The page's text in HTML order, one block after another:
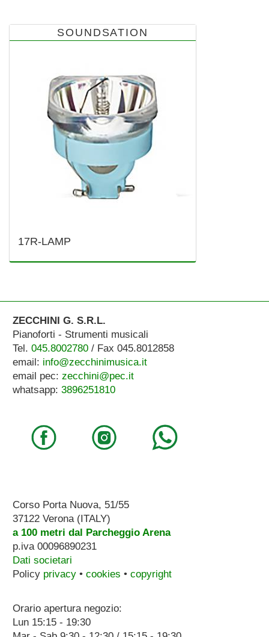
SOUNDSATION
17R-LAMP
ZECCHINI G. S.R.L.
Pianoforti - Strumenti musicali
Tel. 045.8002780/ Fax 045.8012858
email: info@zecchinimusica.it
email pec: zecchini@pec.it
whatsapp: 3896251810
Corso Porta Nuova, 51/55
37122 Verona (ITALY)
a 100 metri dal Parcheggio Arena
p.iva 00096890231
Dati societari
Policy privacy• cookies • copyright
Orario apertura negozio:
Lun 15:15 - 19:30